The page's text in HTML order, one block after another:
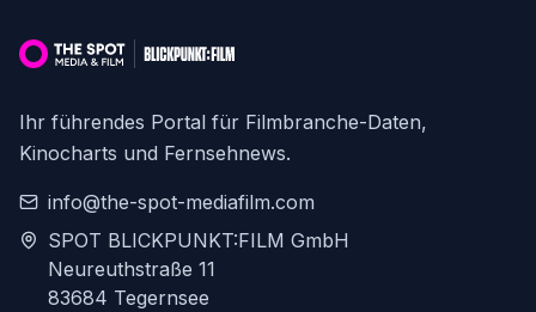
Ihr führendes Portal für Filmbranche-Daten,
Kinocharts und Fernsehnews.
info@the-spot-mediafilm.com
SPOT BLICKPUNKT:FILM GmbH
Neureuthstraße 11
83684 Tegernsee